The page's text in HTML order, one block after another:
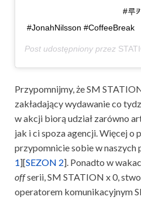
⠀⠀⠀⠀⠀⠀⠀⠀⠀⠀⠀⠀⠀⠀⠀⠀ #루카
#JonahNilsson #CoffeeBreak
Post udostępniony przez
Przypomnijmy, że SM
zakładający wydawanie co
w akcji biorą udział zarówno
jak i ci spoza agencji. Więcej o
przypomnicie sobie w naszych
1][SEZON 2]. Ponadto w
offserii, SM STATION x 0,
operatorem komunikacyjnym